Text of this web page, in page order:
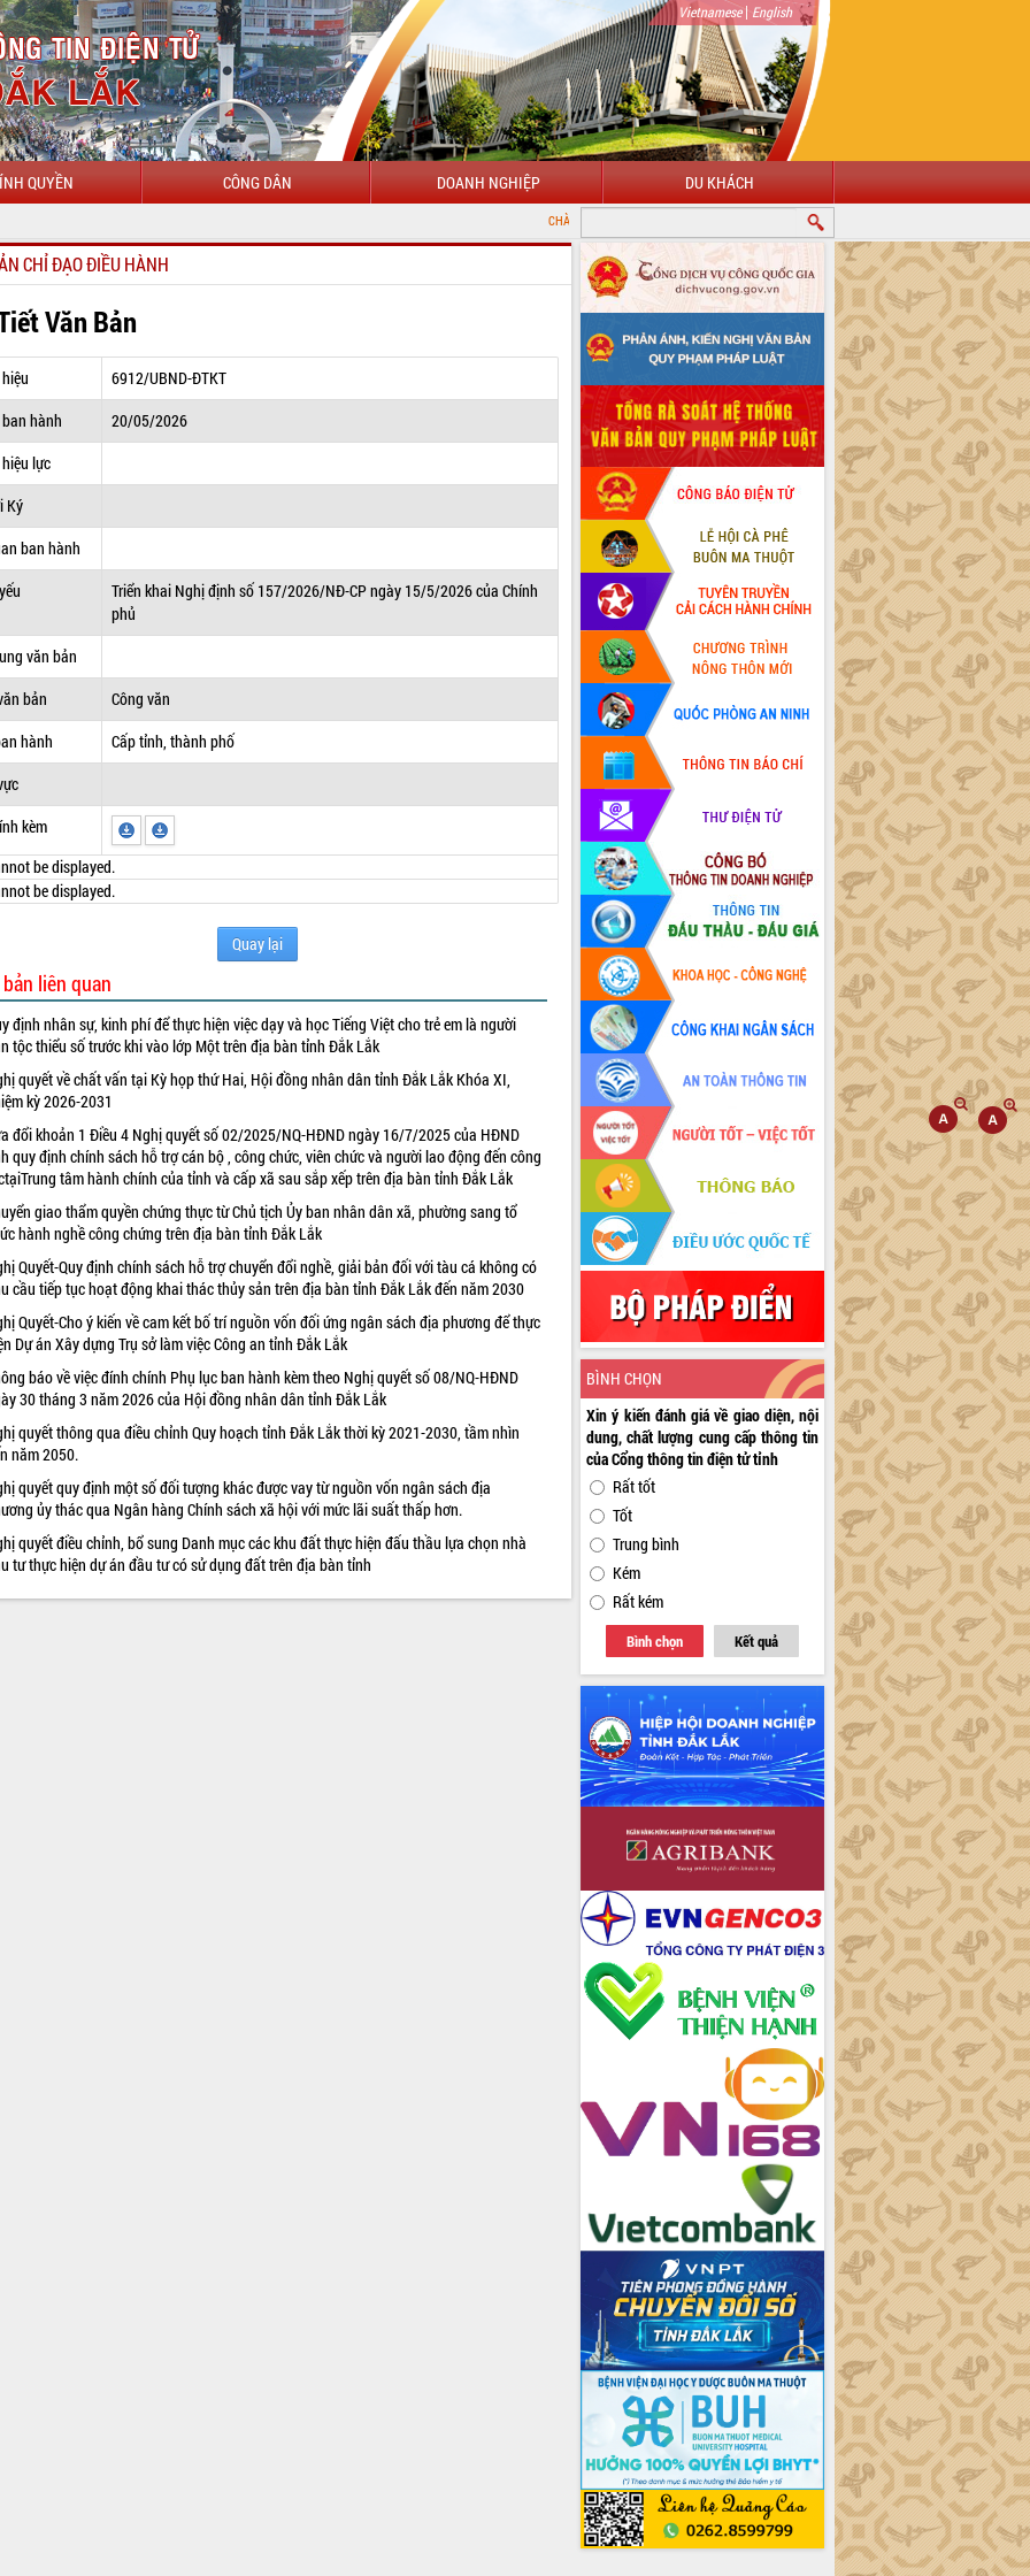
Vietnamese| English
QUYỀN CÔNG DÂN DOANH NGHIỆP DU KHÁCH
CHÀO MỪNG ĐẾN VỚI CỔNG THÔNG TIN ĐIỆN TỬ TỈNH ĐẮK LẮK
CHỈ ĐẠO ĐIỀU HÀNH
Văn Bản
6912/UBND-ĐTKT
hành
20/05/2026
lực
Ký
ban hành
Triển khai Nghị định số 157/2026/NĐ-CP ngày 15/5/2026 của Chính
phủ
văn bản
bản
Công văn
hành
Cấp tỉnh, thành phố
kèm
be displayed.
be displayed.
Quay lại
liên quan
định nhân sự, kinh phí để thực hiện việc dạy và học Tiếng Việt cho trẻ em là người
tộc thiểu số trước khi vào lớp Một trên địa bàn tỉnh Đắk Lắk
quyết về chất vấn tại Kỳ họp thứ Hai, Hội đồng nhân dân tỉnh Đắk Lắk Khóa XI,
kỳ 2026-2031
đổi khoản 1 Điều 4 Nghị quyết số 02/2025/NQ-HĐND ngày 16/7/2025 của HĐND
quy định chính sách hỗ trợ cán bộ , công chức, viên chức và người lao động đến công
tâm hành chính của tỉnh và cấp xã sau sắp xếp trên địa bàn tỉnh Đắk Lắk
giao thẩm quyền chứng thực từ Chủ tịch Ủy ban nhân dân xã, phường sang tổ
hành nghề công chứng trên địa bàn tỉnh Đắk Lắk
Quyết-Quy định chính sách hỗ trợ chuyển đổi nghề, giải bản đối với tàu cá không có
cầu tiếp tục hoạt động khai thác thủy sản trên địa bàn tỉnh Đắk Lắk đến năm 2030
Quyết-Cho ý kiến về cam kết bố trí nguồn vốn đối ứng ngân sách địa phương để thực
Dự án Xây dựng Trụ sở làm việc Công an tỉnh Đắk Lắk
báo về việc đính chính Phụ lục ban hành kèm theo Nghị quyết số 08/NQ-HĐND
30 tháng 3 năm 2026 của Hội đồng nhân dân tỉnh Đắk Lắk
quyết thông qua điều chỉnh Quy hoạch tỉnh Đắk Lắk thời kỳ 2021-2030, tầm nhìn
năm 2050.
quyết quy định một số đối tượng khác được vay từ nguồn vốn ngân sách địa
ủy thác qua Ngân hàng Chính sách xã hội với mức lãi suất thấp hơn.
quyết điều chỉnh, bổ sung Danh mục các khu đất thực hiện đấu thầu lựa chọn nhà
tư thực hiện dự án đầu tư có sử dụng đất trên địa bàn tỉnh
BÌNH CHỌN
Xin ý kiến đánh giá về giao diện, nội
dung, chất lượng cung cấp thông tin
của Cổng thông tin điện tử tỉnh
Rất tốt
Tốt
Trung bình
Kém
Rất kém
Bình chọn Kết quả